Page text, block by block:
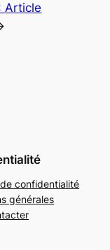
Article
confidentialité
générales